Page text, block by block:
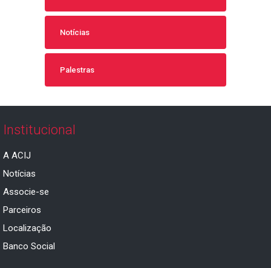
Notícias
Palestras
Institucional
A ACIJ
Notícias
Associe-se
Parceiros
Localização
Banco Social